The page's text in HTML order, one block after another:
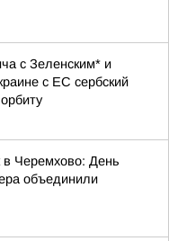
с Зеленским* и
с ЕС сербский
Черемхово: День
объединили